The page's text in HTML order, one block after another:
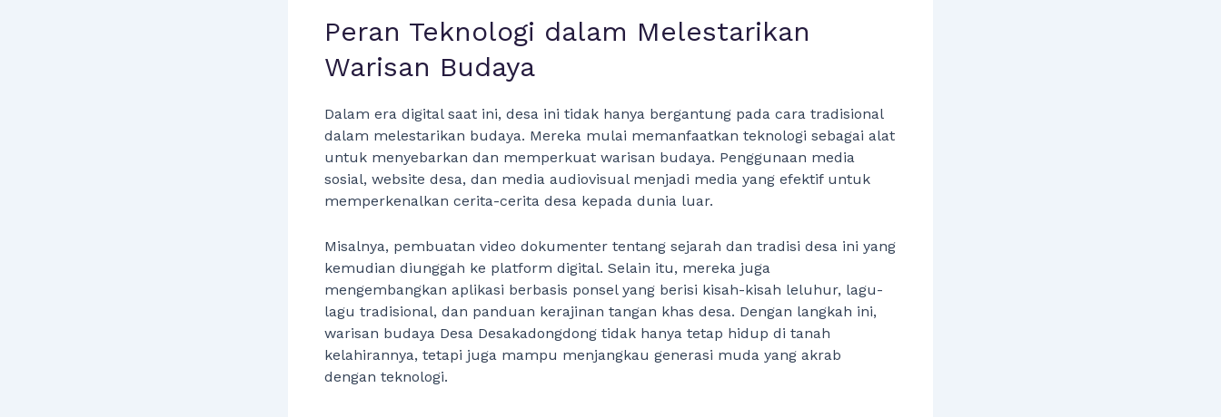
Peran Teknologi dalam Melestarikan
Warisan Budaya
Dalam era digital saat ini, desa ini tidak hanya bergantung pada cara tradisional
dalam melestarikan budaya. Mereka mulai memanfaatkan teknologi sebagai alat
untuk menyebarkan dan memperkuat warisan budaya. Penggunaan media
sosial, website desa, dan media audiovisual menjadi media yang efektif untuk
memperkenalkan cerita-cerita desa kepada dunia luar.
Misalnya, pembuatan video dokumenter tentang sejarah dan tradisi desa ini yang
kemudian diunggah ke platform digital. Selain itu, mereka juga
mengembangkan aplikasi berbasis ponsel yang berisi kisah-kisah leluhur, lagu-
lagu tradisional, dan panduan kerajinan tangan khas desa. Dengan langkah ini,
warisan budaya Desa Desakadongdong tidak hanya tetap hidup di tanah
kelahirannya, tetapi juga mampu menjangkau generasi muda yang akrab
dengan teknologi.